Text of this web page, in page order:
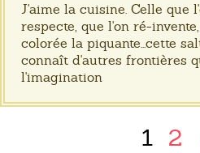
J'aime la cuisine. Celle que
respecte, que l'on ré-
colorée la piquante...cette
connaît d'autres frontières
l'imagination
1 2